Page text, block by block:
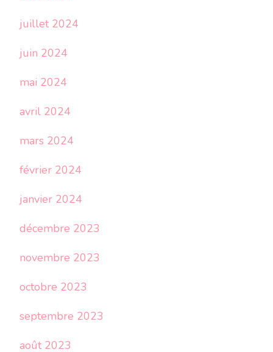
juillet 2024
juin 2024
mai 2024
avril 2024
mars 2024
février 2024
janvier 2024
décembre 2023
novembre 2023
octobre 2023
septembre 2023
août 2023